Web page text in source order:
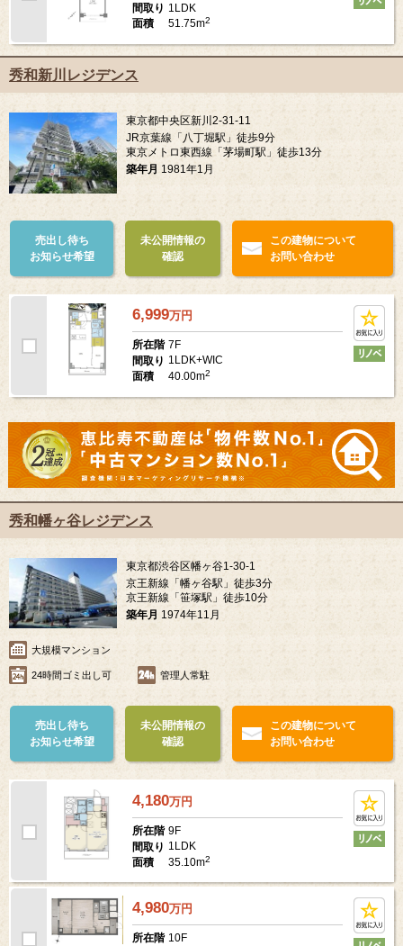
間取り 1LDK
面積
51.75m2
秀和新川レジデンス
東京都中央区新川2-31-11
JR京葉線「八丁堀駅」徒歩9分
東京メトロ東西線「茅場町駅」徒歩13分
築年月 1981年1月
売出し待ち
お知らせ希望
未公開情報の
確認
この建物について
お問い合わせ
6,999万円
所在階 7F
間取り 1LDK+WIC
面積
40.00m2
秀和幡ヶ谷レジデンス
東京都渋谷区幡ヶ谷1-30-1
京王新線「幡ヶ谷駅」徒歩3分
京王新線「笹塚駅」徒歩10分
築年月 1974年11月
大規模マンション
24時間ゴミ出し可 管理人常駐
売出し待ち
お知らせ希望
未公開情報の
確認
この建物について
お問い合わせ
4,180万円
所在階 9F
間取り 1LDK
面積
35.10m2
4,980万円
所在階 10F